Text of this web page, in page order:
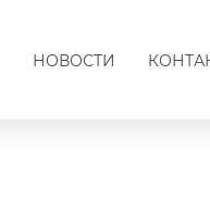
НОВОСТИ